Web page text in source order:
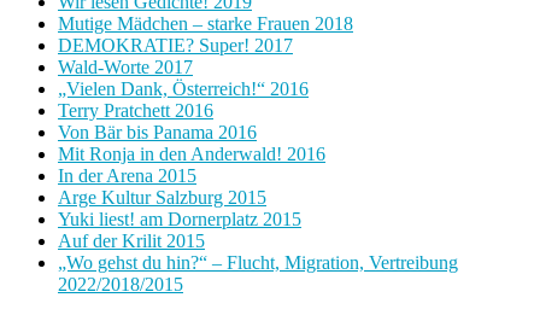
Mutige Mädchen – starke Frauen 2018
DEMOKRATIE? Super! 2017
Wald-Worte 2017
„Vielen Dank, Österreich!“ 2016
Terry Pratchett 2016
Von Bär bis Panama 2016
Mit Ronja in den Anderwald! 2016
In der Arena 2015
Arge Kultur Salzburg 2015
Yuki liest! am Dornerplatz 2015
Auf der Krilit 2015
„Wo gehst du hin?“ – Flucht, Migration, Vertreibung
2022/2018/2015